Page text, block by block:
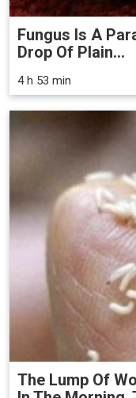
Fungus Is A
Drop Of Plain...
4 h 53 min
The Lump Of